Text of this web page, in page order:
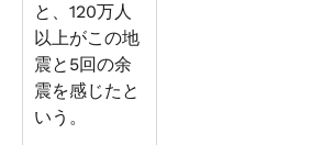
と、120万人
以上がこの地
震と5回の余
震を感じたと
いう。